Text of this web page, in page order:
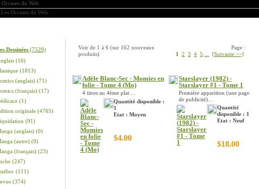
Dessinées (7529)
(16)
(1813)
(anglais) (71)
(français) (17)
(1)
originale (4765)
(91)
(anglais) (0)
(autre) (0)
(français) (23)
(247)
(111)
(374)
Voir de 1 à 6 (sur 162 nouveaux
produits)
Page :
1
2 3 4 5 [Suivante >>]
Adèle Blanc-Sec - Momies en
folie - Tome 4 (Mo)
4 titres au 4ème plat ...
Quantité disponible :
1
Etat : Moyen
$4.00
Starslayer (1982) -
Starslayer #1 - Tome 1
Première apparition (une page
de publicité)...
Quantité
disponible : 1
Etat : Neuf
$18.00